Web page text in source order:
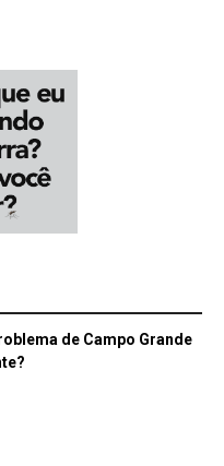
de Campo Grande